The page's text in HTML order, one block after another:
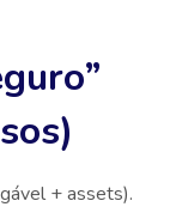
+ assets).